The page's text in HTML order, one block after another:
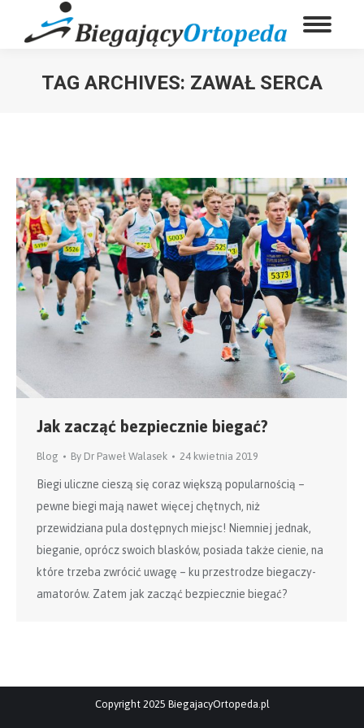
TAG ARCHIVES: ZAWAŁ SERCA
Jak zacząć bezpiecznie biegać?
Blog By Dr Paweł Walasek 24 kwietnia 2019
Biegi uliczne cieszą się coraz większą popularnością –
pewne biegi mają nawet więcej chętnych, niż
przewidziana pula dostępnych miejsc! Niemniej jednak,
bieganie, oprócz swoich blasków, posiada także cienie, na
które trzeba zwrócić uwagę – ku przestrodze biegaczy-
amatorów. Zatem jak zacząć bezpiecznie biegać?
Copyright 2025 BiegajacyOrtopeda.pl